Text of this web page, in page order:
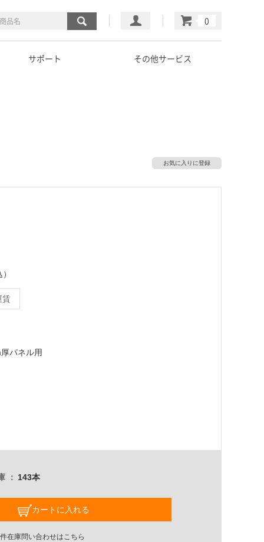
マイページ
カート
サポート その他サービス
お気に入りに登録
賃
パネル用
143本
カートに入れる
在庫問い合わせはこちら